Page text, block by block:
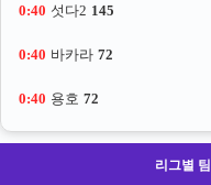
0:40 섯다2 145
0:40 바카라 72
0:40 용호 72
리그별